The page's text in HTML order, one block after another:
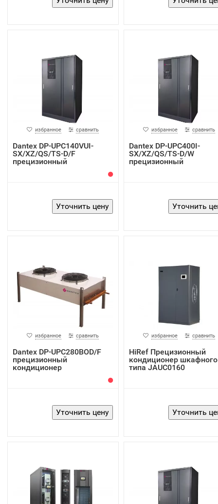
избранное сравнить
Dantex DP-UPC140VUI-
SX/XZ/QS/TS-D/F
прецизионный
избранное сравнить
Dantex DP-UPC400I-
SX/XZ/QS/TS-D/W
прецизионный
избранное сравнить
Dantex DP-UPC280BOD/F
прецизионный
кондиционер
избранное сравнить
HiRef Прецизионный
кондиционер шкафного
типа JAUC0160